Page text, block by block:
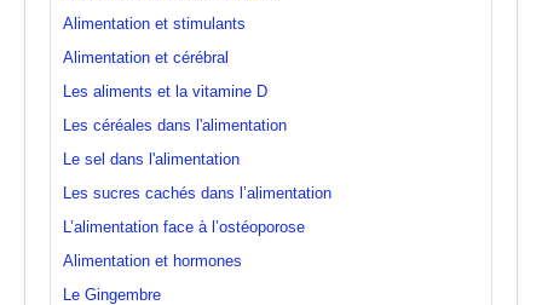
Alimentation et stimulants
Alimentation et cérébral
Les aliments et la vitamine D
Les céréales dans l'alimentation
Le sel dans l'alimentation
Les sucres cachés dans l’alimentation
L’alimentation face à l’ostéoporose
Alimentation et hormones
Le Gingembre